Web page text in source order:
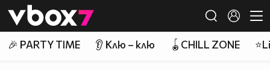
👾
🎉 PARTY TIME 👂 Клю – клю 🪀CHILL ZONE